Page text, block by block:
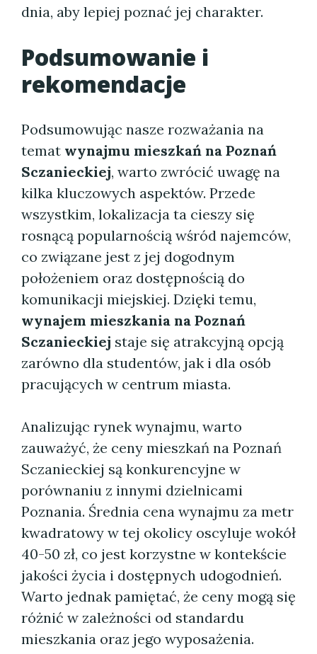
dnia, aby lepiej poznać jej charakter.
Podsumowanie i
rekomendacje
Podsumowując nasze rozważania na
temat wynajmu mieszkań na Poznań
Sczanieckiej, warto zwrócić uwagę na
kilka kluczowych aspektów. Przede
wszystkim, lokalizacja ta cieszy się
rosnącą popularnością wśród najemców,
co związane jest z jej dogodnym
położeniem oraz dostępnością do
komunikacji miejskiej. Dzięki temu,
wynajem mieszkania na Poznań
Sczanieckiej staje się atrakcyjną opcją
zarówno dla studentów, jak i dla osób
pracujących w centrum miasta.
Analizując rynek wynajmu, warto
zauważyć, że ceny mieszkań na Poznań
Sczanieckiej są konkurencyjne w
porównaniu z innymi dzielnicami
Poznania. Średnia cena wynajmu za metr
kwadratowy w tej okolicy oscyluje wokół
40-50 zł, co jest korzystne w kontekście
jakości życia i dostępnych udogodnień.
Warto jednak pamiętać, że ceny mogą się
różnić w zależności od standardu
mieszkania oraz jego wyposażenia.